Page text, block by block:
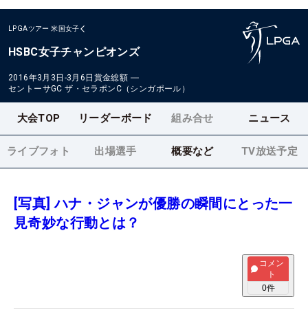
LPGAツアー 米国女子
HSBC女子チャンピオンズ
2016年3月3日-3月6日 賞金総額 ―
セントーサGC ザ・セラポンC（シンガポール）
大会TOP リーダーボード 組み合せ ニュース
ライブフォト 出場選手 概要など TV放送予定
[写真] ハナ・ジャンが優勝の瞬間にとった一
見奇妙な行動とは？
コメン
ト
0件